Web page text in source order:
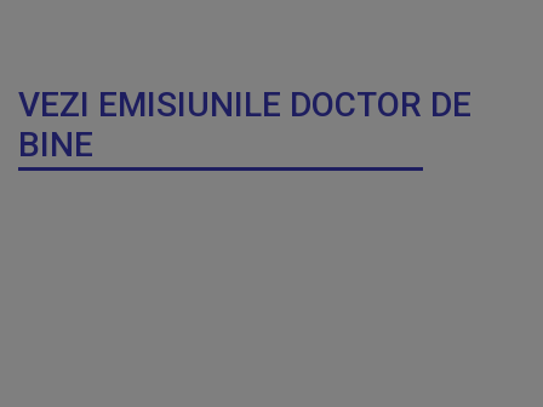
VEZI EMISIUNILE DOCTOR DE
BINE